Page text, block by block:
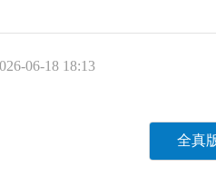
06-18 18:13
全真